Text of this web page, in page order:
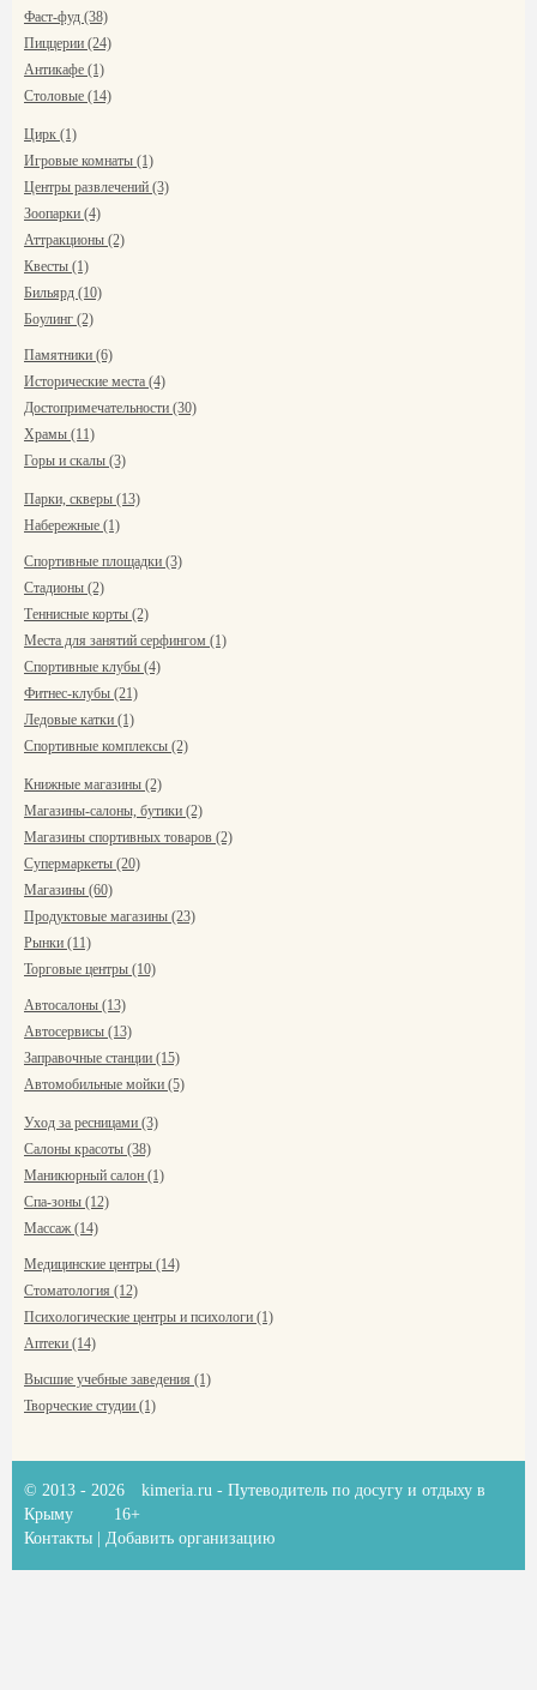
Фаст-фуд (38)
Пиццерии (24)
Антикафе (1)
Столовые (14)
Цирк (1)
Игровые комнаты (1)
Центры развлечений (3)
Зоопарки (4)
Аттракционы (2)
Квесты (1)
Бильярд (10)
Боулинг (2)
Памятники (6)
Исторические места (4)
Достопримечательности (30)
Храмы (11)
Горы и скалы (3)
Парки, скверы (13)
Набережные (1)
Спортивные площадки (3)
Стадионы (2)
Теннисные корты (2)
Места для занятий серфингом (1)
Спортивные клубы (4)
Фитнес-клубы (21)
Ледовые катки (1)
Спортивные комплексы (2)
Книжные магазины (2)
Магазины-салоны, бутики (2)
Магазины спортивных товаров (2)
Супермаркеты (20)
Магазины (60)
Продуктовые магазины (23)
Рынки (11)
Торговые центры (10)
Автосалоны (13)
Автосервисы (13)
Заправочные станции (15)
Автомобильные мойки (5)
Уход за ресницами (3)
Салоны красоты (38)
Маникюрный салон (1)
Спа-зоны (12)
Массаж (14)
Медицинские центры (14)
Стоматология (12)
Психологические центры и психологи (1)
Аптеки (14)
Высшие учебные заведения (1)
Творческие студии (1)
© 2013 - 2026 kimeria.ru - Путеводитель по досугу и отдыху в
Крыму
16+
Контакты
Добавить организацию